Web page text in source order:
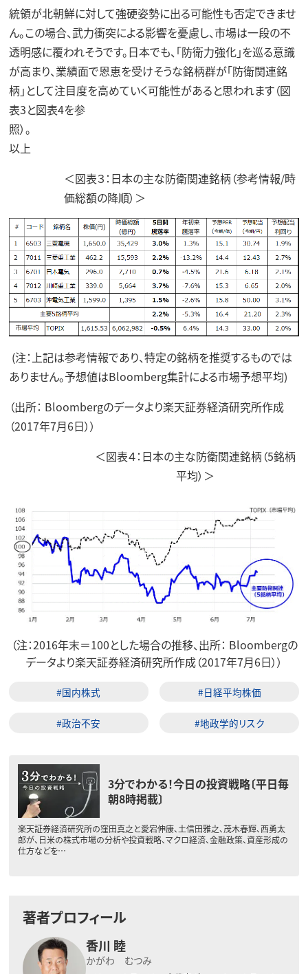
統領が北朝鮮に対して強硬姿勢に出る可能性も否定できませ
ん。この場合、武力衝突による影響を憂慮し、市場は一段の不
透明感に覆われそうです。日本でも、「防衛力強化」を巡る意識
が高まり、業績面で恩恵を受けそうな銘柄群が「防衛関連銘
柄」として注目度を高めていく可能性があると思われます（図
表3と図表4を参
照）
以上
＜図表３：日本の主な防衛関連銘柄（参考情報/時
価総額の降順）＞
(注：上記は参考情報であり、特定の銘柄を推奨するものでは
ありません。予想値はBloomberg集計による市場予想平均)
（出所： Bloombergのデータより楽天証券経済研究所作成
（2017年7月6日））
＜図表４：日本の主な防衛関連銘柄（5銘柄
平均）＞
（注：2016年末＝100とした場合の推移、出所： Bloombergの
データより楽天証券経済研究所作成（2017年7月6日））
#国内株式 #日経平均株価
#政治不安 #地政学的リスク
3分でわかる！今日の投資戦略〔平日毎
朝8時掲載〕
楽天証券経済研究所の窪田真之と愛宕伸康、土信田雅之、茂木春輝、西勇太
郎が、日米の株式市場の分析や投資戦略、マクロ経済、金融政策、資産形成の
仕方などを…
著者プロフィール
香川 睦
かがわ むつみ